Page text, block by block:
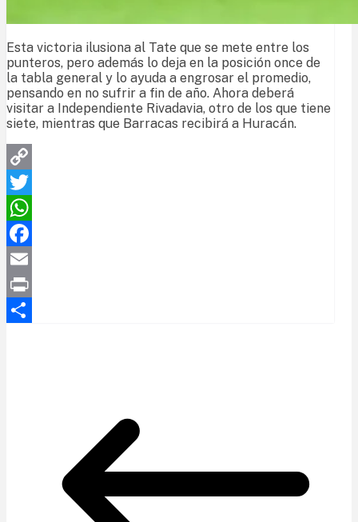
Esta victoria ilusiona al Tate que se mete entre los
punteros, pero además lo deja en la posición once de
la tabla general y lo ayuda a engrosar el promedio,
pensando en no sufrir a fin de año. Ahora deberá
visitar a Independiente Rivadavia, otro de los que tiene
siete, mientras que Barracas recibirá a Huracán.
Copy
Link
Twitter
WhatsApp
Facebook
Email
Print